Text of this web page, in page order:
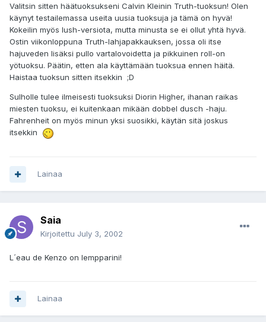
Valitsin sitten häätuoksukseni Calvin Kleinin Truth-tuoksun! Olen
käynyt testailemassa useita uusia tuoksuja ja tämä on hyvä!
Kokeilin myös lush-versiota, mutta minusta se ei ollut yhtä hyvä.
Ostin viikonloppuna Truth-lahjapakkauksen, jossa oli itse
hajuveden lisäksi pullo vartalovoidetta ja pikkuinen roll-on
yötuoksu. Päätin, etten ala käyttämään tuoksua ennen häitä.
Haistaa tuoksun sitten itsekkin ;D
Sulholle tulee ilmeisesti tuoksuksi Diorin Higher, ihanan raikas
miesten tuoksu, ei kuitenkaan mikään dobbel dusch -haju.
Fahrenheit on myös minun yksi suosikki, käytän sitä joskus
itsekkin
Lainaa
Saia
Kirjoitettu July 3, 2002
L´eau de Kenzo on lempparini!
Lainaa